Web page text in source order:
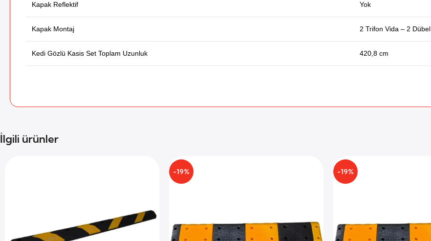
Kapak Reflektif Yok
Kapak Montaj 2 Trifon Vida – 2 Dübel
Kedi Gözlü Kasis Set Toplam Uzunluk 420,8 cm
İlgili ürünler
-19% -19%